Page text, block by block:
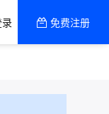
录 免费注册